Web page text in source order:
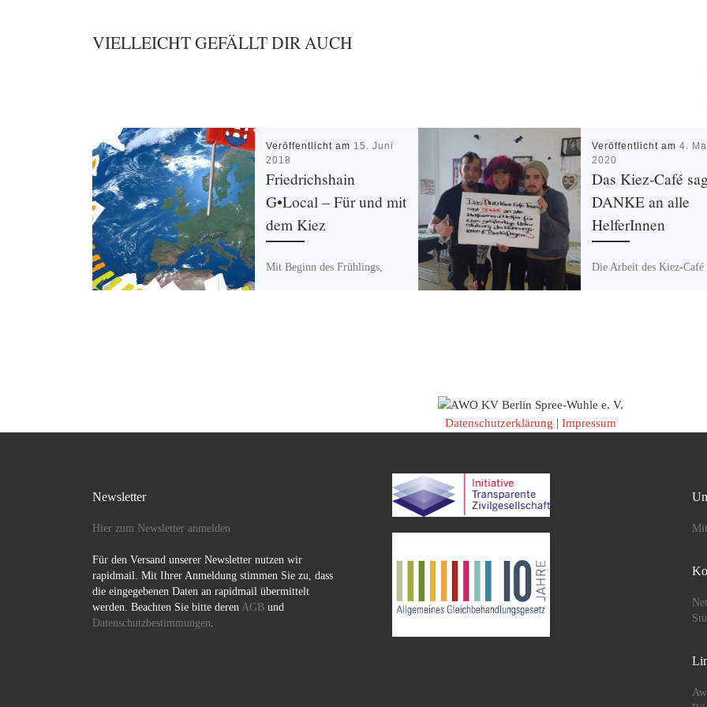
VIELLEICHT GEFÄLLT DIR AUCH
Veröffentlicht am 15. Juni
2018
Friedrichshain
G•Local – Für und mit
dem Kiez
Mit Beginn des Frühlings,
Veröffentlicht am 4.
2020
Das Kiez-Café
DANKE an alle
HelferInnen
Die Arbeit des Kiez-Café
Datenschutzerklärung | Impressum
Newsletter
Hier zum Newsletter anmelden
Für den Versand unserer Newsletter nutzen wir
rapidmail. Mit Ihrer Anmeldung stimmen Sie zu, dass
die eingegebenen Daten an rapidmail übermittelt
werden. Beachten Sie bitte deren AGB und
Datenschutzbestimmungen.